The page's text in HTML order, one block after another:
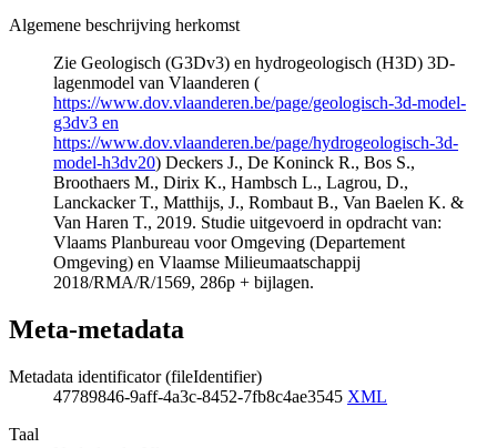
Algemene beschrijving herkomst
Zie Geologisch (G3Dv3) en hydrogeologisch (H3D) 3D-
lagenmodel van Vlaanderen (
https://www.dov.vlaanderen.be/page/geologisch-3d-model-
g3dv3 en
https://www.dov.vlaanderen.be/page/hydrogeologisch-3d-
model-h3dv20) Deckers J., De Koninck R., Bos S.,
Broothaers M., Dirix K., Hambsch L., Lagrou, D.,
Lanckacker T., Matthijs, J., Rombaut B., Van Baelen K. &
Van Haren T., 2019. Studie uitgevoerd in opdracht van:
Vlaams Planbureau voor Omgeving (Departement
Omgeving) en Vlaamse Milieumaatschappij
2018/RMA/R/1569, 286p + bijlagen.
Meta-metadata
Metadata identificator (fileIdentifier)
47789846-9aff-4a3c-8452-7fb8c4ae3545 XML
Taal